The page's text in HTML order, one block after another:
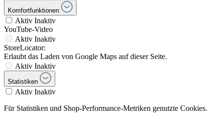
Komfortfunktionen
Aktiv Inaktiv
YouTube-Video
Aktiv Inaktiv
StoreLocator:
Erlaubt das Laden von Google Maps auf dieser Seite.
Aktiv Inaktiv
Statistiken
Aktiv Inaktiv
Für Statistiken und Shop-Performance-Metriken genutzte Cookies.